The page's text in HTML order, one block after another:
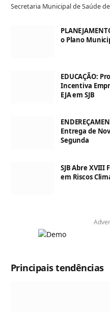
Secretaria Municipal de Saúde
o Plano
EDUCAÇÃO:
Incentiva
EJA em SJB
Entrega de
Segunda
SJB Abre XVIII
em Riscos
Principais tendências